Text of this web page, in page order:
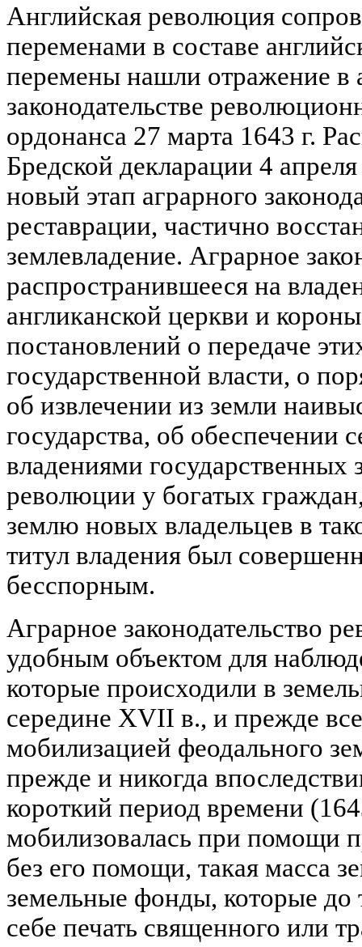
Английская революция
переменами в составе
перемены нашли отражение в
законодательстве
ордонанса 27 марта 1643 г.
Бредской декларации 4
новый этап аграрного
реставрации, частично
землевладение. Аграрное
распространившееся на
англиканской церкви и
постановлений о передаче
государственной власти, о
об извлечении из земли
государства, об обеспечении
владениями государственных
революции у богатых
землю новых владельцев в
титул владения был
бесспорным.
Аграрное законодательство
удобным объектом для
которые происходили в
середине XVII в., и прежде
мобилизацией феодального
прежде и никогда
короткий период времени
мобилизовалась при помощи
без его помощи, такая масса
земельные фонды, которые до
себе печать священного или